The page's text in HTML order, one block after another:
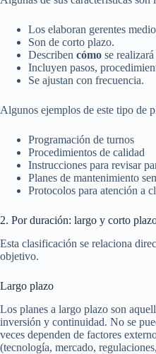
Los elaboran gerentes
Son de corto plazo.
Describen cómo se
Incluyen pasos,
Se ajustan con frecuencia.
Algunos ejemplos de este tipo de
Programación de turnos
Procedimientos de calidad
Instrucciones para revisar
Planes de mantenimiento
Protocolos para atención a
2. Por duración: largo y corto
Esta clasificación se relaciona
objetivo.
Largo plazo
Los planes a largo plazo son
inversión y continuidad. No se
veces dependen de factores
(tecnología, mercado,